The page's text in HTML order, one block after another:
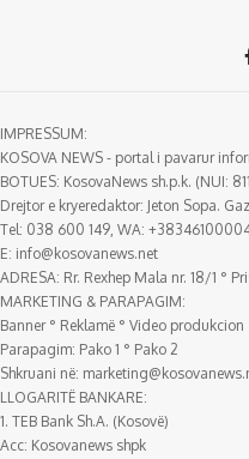
IMPRESSUM:
KOSOVA NEWS - portal i pavarur
BOTUES: KosovaNews sh.p.k. (NUI:
Drejtor e kryeredaktor: Jeton Sopa.
Tel: 038 600 149, WA:
E: info@kosovanews.net
ADRESA: Rr. Rexhep Mala nr. 18/1 °
MARKETING & PARAPAGIM:
Banner ° Reklamë ° Video produkcion
Parapagim: Pako 1 ° Pako 2
Shkruani në:
LLOGARITË BANKARE:
1. TEB Bank Sh.A. (Kosovë)
Acc: Kosovanews shpk